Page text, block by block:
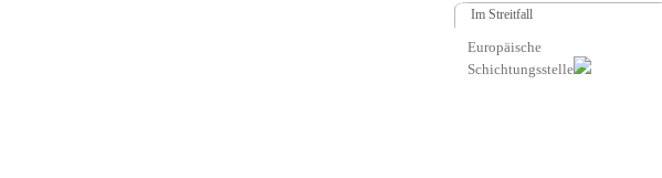
Im Streitfall
Europäische
Schichtungsstelle